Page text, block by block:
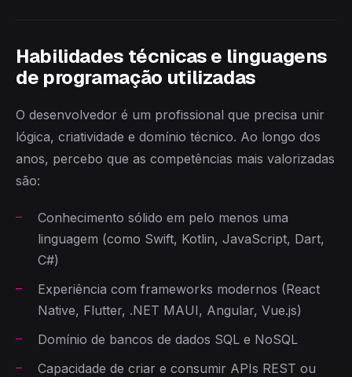
Habilidades técnicas e linguagens
de programação utilizadas
O desenvolvedor é um profissional que precisa unir
lógica, criatividade e domínio técnico. Ao longo dos
anos, percebo que as competências mais valorizadas
são:
Conhecimento sólido em pelo menos uma
linguagem (como Swift, Kotlin, JavaScript, Dart,
C#)
Experiência com frameworks modernos (React
Native, Flutter, .NET MAUI, Angular, Vue.js)
Domínio de bancos de dados SQL e NoSQL
Capacidade de criar e consumir APIs REST ou